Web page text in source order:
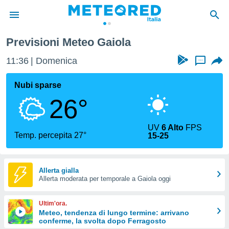
di
per
le
di
Web
le
Previsioni Meteo Gaiola
11:36 Domenica ...
Nubi sparse
26°
Temp. percepita 27°
UV6 Alto FPS
15-25
Allerta gialla
Allerta moderata per temporale a Gaiola oggi
Ultim'ora.
Meteo, tendenza di lungo termine: arrivano
conferme, la svolta dopo Ferragosto